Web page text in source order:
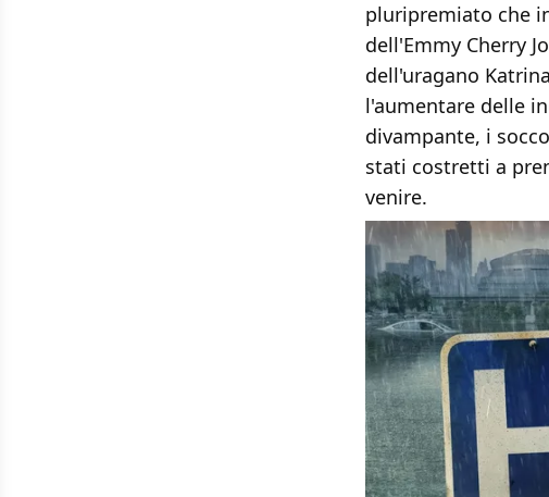
pluripremiato che
dell'Emmy Cherry
dell'uragano
l'aumentare delle
divampante, i
stati costretti a
venire.